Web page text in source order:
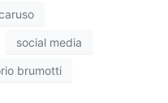
social media
brumotti